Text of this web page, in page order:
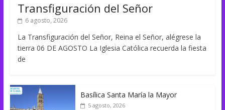
Transfiguración del Señor
6 agosto, 2026
La Transfiguración del Señor, Reina el Señor, alégrese la
tierra 06 DE AGOSTO La Iglesia Católica recuerda la fiesta
de
Basílica Santa María la Mayor
5 agosto, 2026